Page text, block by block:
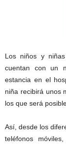
Los niños y
cuentan con un
estancia en el
niña recibirá unos
los que será
Así, desde los
teléfonos